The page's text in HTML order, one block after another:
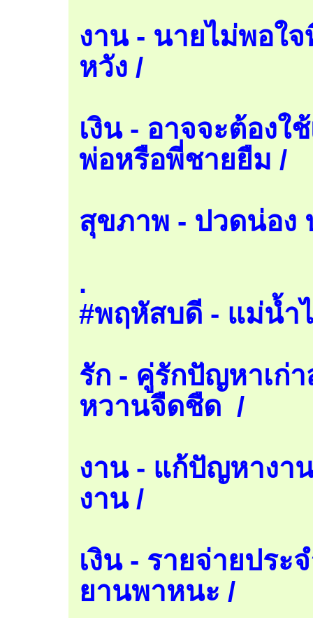
งาน - นายไม่พอใ
หวัง /
เงิน - อาจจะต้องใ
พ่อหรือพี่ชายยืม /
สุขภาพ - ปวดน่อง
.
#พฤหัสบดี - แม่น้ำ
รัก - คู่รักปัญหาเก่
หวานจืดชืด /
งาน - แก้ปัญหางา
งาน /
เงิน - รายจ่ายประ
ยานพาหนะ /